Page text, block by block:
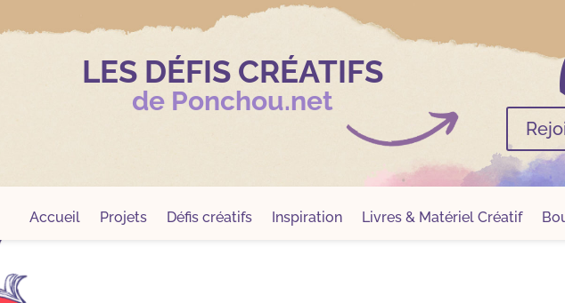
LES DÉFIS CRÉATIFS
de Ponchou.net
Accueil Projets Défis créatifs Inspiration Livres & Matériel Créatif